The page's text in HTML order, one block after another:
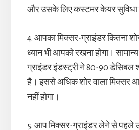
और उसके लिए कस्टमर केयर सुविधा
4. आपका मिक्सर-ग्राइंडर कितना
ध्यान भी आपको रखना होगा।
ग्राइंडर इंडस्ट्री ने 80-90 डेसिबल
है। इससे अधिक शोर वाला मिक्सर
नहीं होगा।
5. आप मिक्सर-ग्राइंडर लेने से पहले